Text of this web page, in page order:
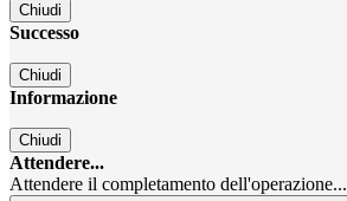
Chiudi
Successo
Chiudi
Informazione
Chiudi
Attendere...
Attendere il completamento dell'operazione...